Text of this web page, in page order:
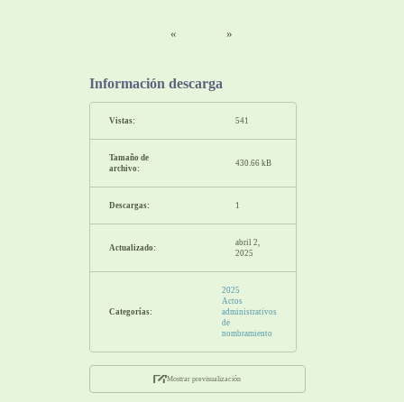
« »
Información descarga
Vistas: 541
Tamaño de
archivo:
430.66 kB
Descargas: 1
Actualizado:
abril 2,
2025
Categorías:
2025
Actos
administrativos
de
nombramiento
Mostrar previsualización